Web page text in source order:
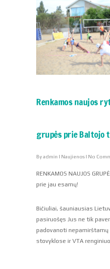
Renkamos naujos
grupės prie Baltojo
Byadmin | Naujienos | No
RENKAMOS NAUJOS
prie jau esamų!
Bičiuliai, šauniausias
pasiruošęs Jus ne tik
padovanoti
stovyklose ir VTA